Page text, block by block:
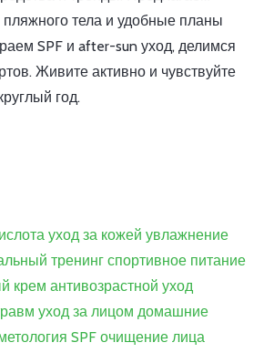
пляжного тела и удобные планы
SPF и after-sun уход, делимся
Живите активно и чувствуйте
год.
уход за кожей увлажнение
тренинг спортивное питание
крем антивозрастной уход
уход за лицом домашние
SPF очищение лица